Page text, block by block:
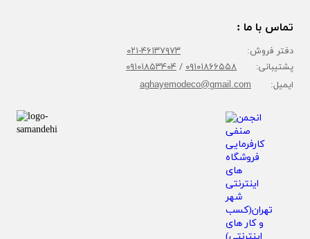
تماس با ما :
دفتر فروش: ۴۶۱۳۷۹۷۳-۰۲۱
پشتیبانی: ۰۹۱۰۱۸۶۶۵۵۸/۰۹۱۰۱۸۵۳۴۰۴
ایمیل: aghayemodeco@gmail.com